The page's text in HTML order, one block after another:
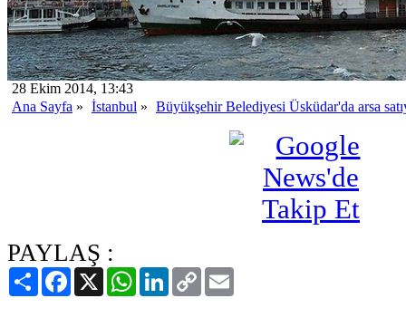
28 Ekim 2014, 13:43
Ana Sayfa » İstanbul » Büyükşehir Belediyesi Üsküdar'da arsa
PAYLAŞ :
PaylaşFacebook
X WhatsAppLinkedIn
Copy
Link